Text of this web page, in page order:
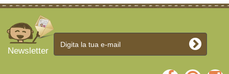
Newsletter